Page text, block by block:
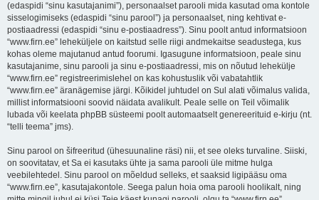
(edaspidi “sinu kasutajanimi”), personaalset parooli mida kasutad oma kontole
sisselogimiseks (edaspidi “sinu parool”) ja personaalset, ning kehtivat e-
postiaadressi (edaspidi “sinu e-postiaadress”). Sinu poolt antud informatsioon
“www.firn.ee” leheküljele on kaitstud selle riigi andmekaitse seadustega, kus
kohas oleme majutanud antud foorumi. Igasugune informatsioon, peale sinu
kasutajanime, sinu parooli ja sinu e-postiaadressi, mis on nõutud lehekülje
“www.firn.ee” registreerimislehel on kas kohustuslik või vabatahtlik
“www.firn.ee” äranägemise järgi. Kõikidel juhtudel on Sul alati võimalus valida,
millist informatsiooni soovid näidata avalikult. Peale selle on Teil võimalik
lubada või keelata phpBB süsteemi poolt automaatselt genereerituid e-kirju (nt.
“telli teema” jms).
Sinu parool on šifreeritud (ühesuunaline räsi) nii, et see oleks turvaline. Siiski,
on soovitatav, et Sa ei kasutaks ühte ja sama parooli üle mitme hulga
veebilehtedel. Sinu parool on mõeldud selleks, et saaksid ligipääsu oma
“www.firn.ee”, kasutajakontole. Seega palun hoia oma parooli hoolikalt, ning